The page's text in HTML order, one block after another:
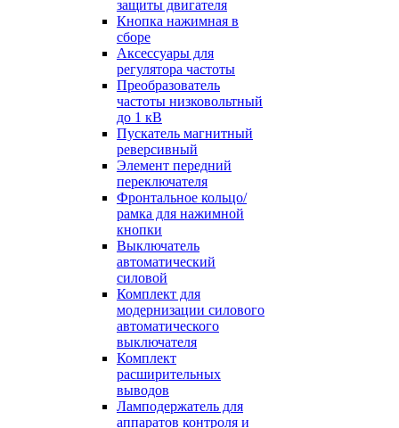
защиты двигателя
Кнопка нажимная в
сборе
Аксессуары для
регулятора частоты
Преобразователь
частоты низковольтный
до 1 кВ
Пускатель магнитный
реверсивный
Элемент передний
переключателя
Фронтальное кольцо/
рамка для нажимной
кнопки
Выключатель
автоматический
силовой
Комплект для
модернизации силового
автоматического
выключателя
Комплект
расширительных
выводов
Ламподержатель для
аппаратов контроля и